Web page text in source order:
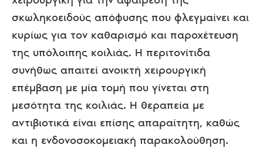
σκωληκοειδούς απόφυσης που φλεγμαίνει και
κυρίως για τον καθαρισμό και παροχέτευση
της υπόλοιπης κοιλιάς. Η περιτονίτιδα
συνήθως απαιτεί ανοικτή χειρουργική
επέμβαση με μία τομή που γίνεται στη
μεσότητα της κοιλιάς. Η θεραπεία με
αντιβιοτικά είναι επίσης απαραίτητη, καθώς
και η ενδονοσοκομειακή παρακολούθηση.